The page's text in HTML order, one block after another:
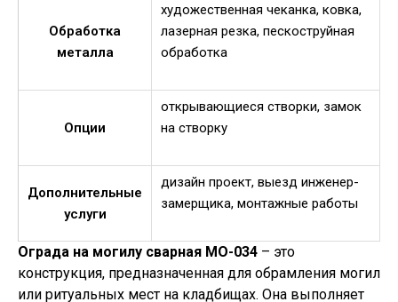
Обработка
металла
художественная чеканка, ковка,
лазерная резка, пескоструйная
обработка
Опции
открывающиеся створки, замок
на створку
Дополнительные
услуги
дизайн проект, выезд инженер-
замерщика, монтажные работы
Ограда на могилу сварная МО-034 – это
конструкция, предназначенная для обрамления могил
или ритуальных мест на кладбищах. Она выполняет